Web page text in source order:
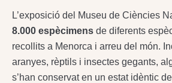
L’exposició del Museu de Ciències
8.000 espècimens de diferents
recollits a Menorca i arreu del món.
aranyes, rèptils i insectes gegants,
s’han conservat en un estat idèntic